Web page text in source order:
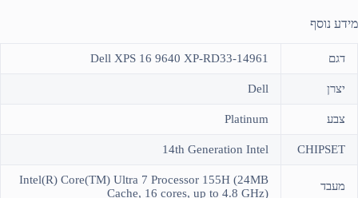
מידע נוסף
דגם Dell XPS 16 9640 XP-RD33-14961
יצרן Dell
צבע Platinum
CHIPSET
14th Generation Intel
מעבד
Intel(R) Core(TM) Ultra 7 Processor 155H (24MB
Cache, 16 cores, up to 4.8 GHz)